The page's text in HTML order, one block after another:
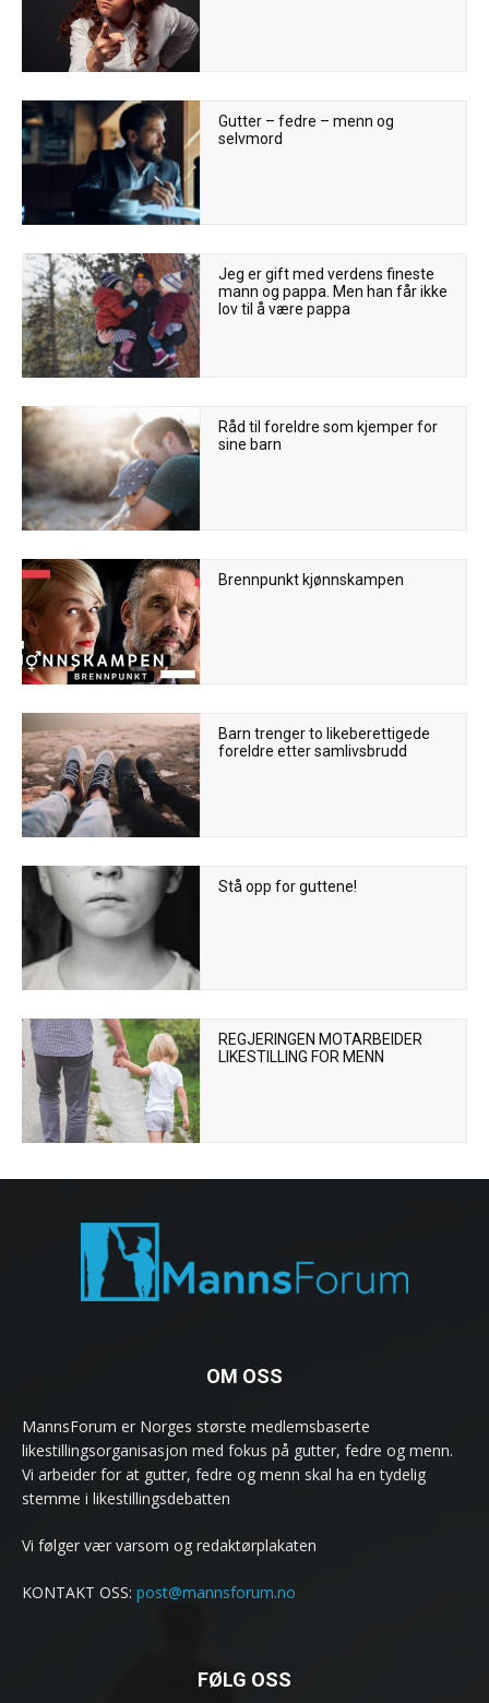
Gutter – fedre – menn og
selvmord
Jeg er gift med verdens fineste
mann og pappa. Men han får ikke
lov til å være pappa
Råd til foreldre som kjemper for
sine barn
Brennpunkt kjønnskampen
Barn trenger to likeberettigede
foreldre etter samlivsbrudd
Stå opp for guttene!
REGJERINGEN MOTARBEIDER
LIKESTILLING FOR MENN
OM OSS
MannsForum er Norges største medlemsbaserte
likestillingsorganisasjon med fokus på gutter, fedre og menn.
Vi arbeider for at gutter, fedre og menn skal ha en tydelig
stemme i likestillingsdebatten
Vi følger vær varsom og redaktørplakaten
KONTAKT OSS: post@mannsforum.no
FØLG OSS